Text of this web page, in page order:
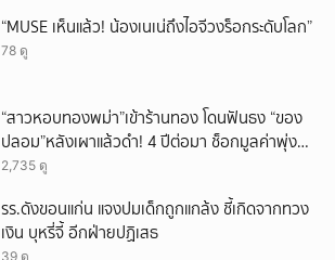
“MUSE เห็นแล้ว! น้องเนเน่ถึงไอจีวงร็อกระดับโลก”
78 ดู
“สาวหอบทองพม่า”เข้าร้านทอง โดนฟันธง “ของ
ปลอม”หลังเผาแล้วดำ! 4 ปีต่อมา ช็อกมูลค่าพุ่ง
มหาศาล!
2,735 ดู
รร.ดังขอนแก่น แจงปมเด็กถูกแกล้ง ชี้เกิดจากทวง
เงิน บุหรี่จี้ อีกฝ่ายปฏิเสธ
39 ดู